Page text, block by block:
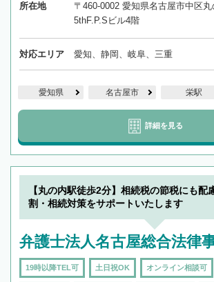
所在地
〒460-0002 愛知県名古屋市中区丸
5thF.P.Sビル4階
対応エリア 愛知、静岡、岐阜、三重
愛知県 名古屋市 栄駅
詳細を見る
【丸の内駅徒歩2分】相続税の節税にも配
割・相続対策をサポートいたします
弁護士法人名古屋総合法律
19時以降TEL可 土日祝OK オンライン相談可